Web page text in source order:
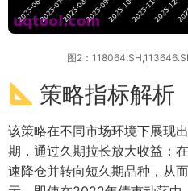
图2：
策略指标解析
该策略在不同市场环境下展现
期，通过久期拉长放大收益；
速降仓并转向短久期品种，从